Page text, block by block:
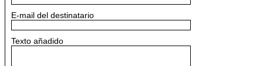
E-mail del destinatario
Texto añadido